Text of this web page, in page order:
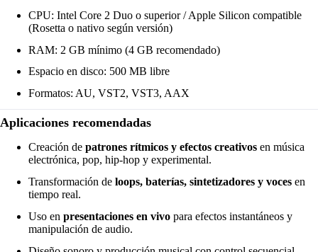
CPU: Intel Core 2 Duo o superior / Apple Silicon compatible
(Rosetta o nativo según versión)
RAM: 2 GB mínimo (4 GB recomendado)
Espacio en disco: 500 MB libre
Formatos: AU, VST2, VST3, AAX
Aplicaciones recomendadas
Creación de patrones rítmicos y efectos creativos en música
electrónica, pop, hip-hop y experimental.
Transformación de loops, baterías, sintetizadores y voces en
tiempo real.
Uso en presentaciones en vivo para efectos instantáneos y
manipulación de audio.